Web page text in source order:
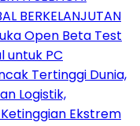
BERKELANJUTAN
Open Beta Test
untuk PC
Tertinggi Dunia,
Logistik,
Ekstrem